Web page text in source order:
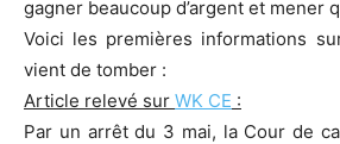
gagner beaucoup d’argent et mener
Voici les premières informations
vient de tomber :
Article relevé sur WK CE :
Par un arrêt du 3 mai, la Cour de